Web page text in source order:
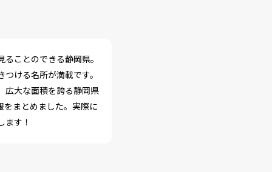
ことのできる静岡県。
ける名所が満載です。
広大な面積を誇る静岡県
まとめました。実際に
す！